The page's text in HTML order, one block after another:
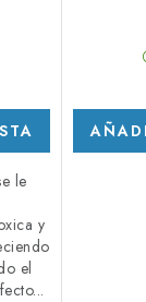
le
y
el